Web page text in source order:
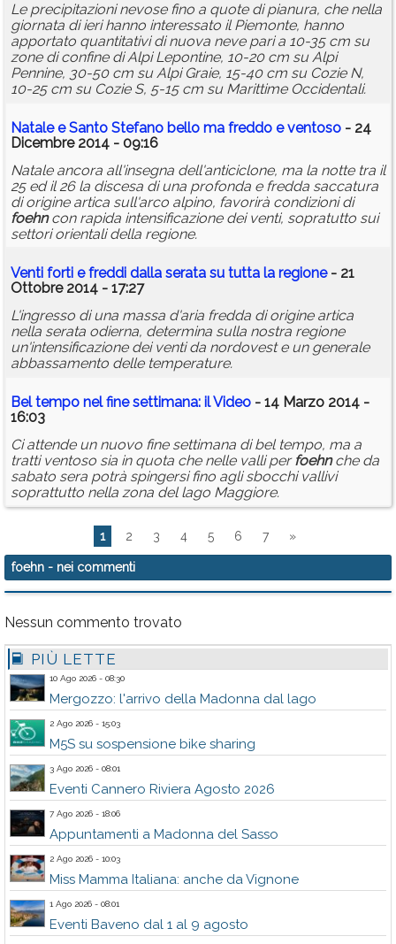
Le precipitazioni nevose fino a quote di pianura, che nella
giornata di ieri hanno interessato il Piemonte, hanno
apportato quantitativi di nuova neve pari a 10-35 cm su
zone di confine di Alpi Lepontine, 10-20 cm su Alpi
Pennine, 30-50 cm su Alpi Graie, 15-40 cm su Cozie N,
10-25 cm su Cozie S, 5-15 cm su Marittime Occidentali.
Natale e Santo Stefano bello ma freddo e ventoso - 24
Dicembre 2014 - 09:16
Natale ancora all'insegna dell'anticiclone, ma la notte tra il
25 ed il 26 la discesa di una profonda e fredda saccatura
di origine artica sull'arco alpino, favorirà condizioni di
foehncon rapida intensificazione dei venti, sopratutto sui
settori orientali della regione.
Venti forti e freddi dalla serata su tutta la regione - 21
Ottobre 2014 - 17:27
L'ingresso di una massa d'aria fredda di origine artica
nella serata odierna, determina sulla nostra regione
un'intensificazione dei venti da nordovest e un generale
abbassamento delle temperature.
Bel tempo nel fine settimana: il Video - 14 Marzo 2014 -
16:03
Ci attende un nuovo fine settimana di bel tempo, ma a
tratti ventoso sia in quota che nelle valli perfoehnche da
sabato sera potrà spingersi fino agli sbocchi vallivi
soprattutto nella zona del lago Maggiore.
1 2 3 4 5 6 7 »
foehn - nei commenti
Nessun commento trovato
PIÙ LETTE
10 Ago 2026 - 08:30
Mergozzo: l'arrivo della Madonna dal lago
2 Ago 2026 - 15:03
M5S su sospensione bike sharing
3 Ago 2026 - 08:01
Eventi Cannero Riviera Agosto 2026
7 Ago 2026 - 18:06
Appuntamenti a Madonna del Sasso
2 Ago 2026 - 10:03
Miss Mamma Italiana: anche da Vignone
1 Ago 2026 - 08:01
Eventi Baveno dal 1 al 9 agosto